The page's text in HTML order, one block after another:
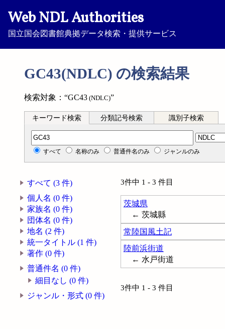
Web NDL Authorities
国立国会図書館典拠データ検索・提供サービス
GC43(NDLC) の検索結果
検索対象：“GC43 (NDLC)”
キーワード検索 分類記号検索 識別子検索
分類記号検索
すべて 名称のみ 普通件名のみ ジャンルのみ
すべて (3 件)
個人名 (0 件)
家族名 (0 件)
団体名 (0 件)
地名 (2 件)
統一タイトル (1 件)
著作 (0 件)
普通件名 (0 件)
細目なし (0 件)
ジャンル・形式 (0 件)
3件中 1 - 3 件目
茨城県
← 茨城縣
常陸国風土記
陸前浜街道
← 水戸街道
3件中 1 - 3 件目